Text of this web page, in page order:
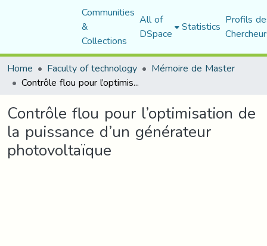
Communities
&
Collections
All of
DSpace Statistics Profils
Home
Faculty of technology Mémoire de Master
Contrôle flou pour l’optimisation de la puissance d’un générateur photovoltaïque
Contrôle flou pour l’optimisation de
la puissance d’un générateur
photovoltaïque